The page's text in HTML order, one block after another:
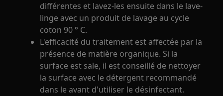
différentes et lavez-les ensuite dans le lave-
linge avec un produit de lavage au cycle
coton 90 ° C.
L'efficacité du traitement est affectée par la
présence de matière organique. Si la
surface est sale, il est conseillé de nettoyer
la surface avec le détergent recommandé
dans le avant d'utiliser le désinfectant.